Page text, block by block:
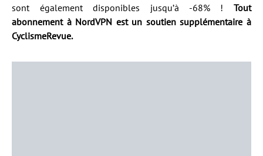
sont également disponibles jusqu’à -68% ! Tout
abonnement à NordVPN est un soutien supplémentaire à
CyclismeRevue.